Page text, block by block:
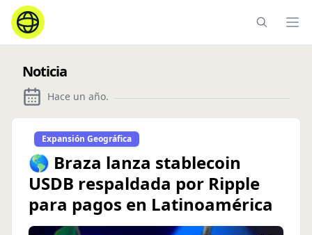
Noticia
Hace un año.
Expansión Geográfica
🌎 Braza lanza stablecoin
USDB respaldada por Ripple
para pagos en Latinoamérica